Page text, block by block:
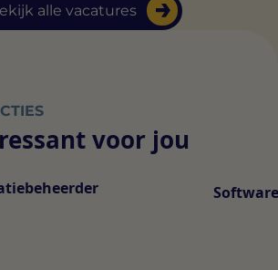
alle vacatures
voor jou